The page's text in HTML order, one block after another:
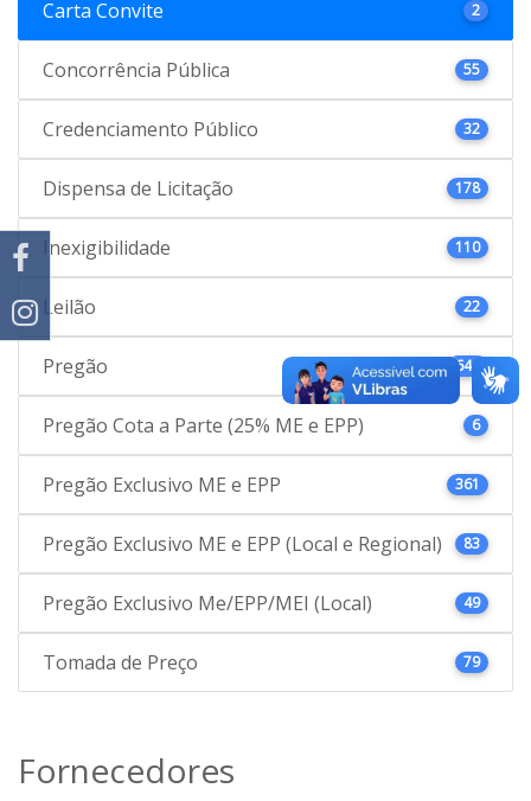
Carta Convite 2
Concorrência Pública 55
Credenciamento Público 32
Dispensa de Licitação 178
Inexigibilidade 110
Leilão 22
Pregão 646
Pregão Cota a Parte (25% ME e EPP) 6
Pregão Exclusivo ME e EPP 361
Pregão Exclusivo ME e EPP (Local e Regional) 83
Pregão Exclusivo Me/EPP/MEI (Local) 49
Tomada de Preço 79
Fornecedores